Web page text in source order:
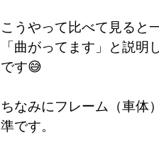
こうやって比べて見ると
「曲がってます」と説
です😅
ちなみにフレーム（車体
準です。